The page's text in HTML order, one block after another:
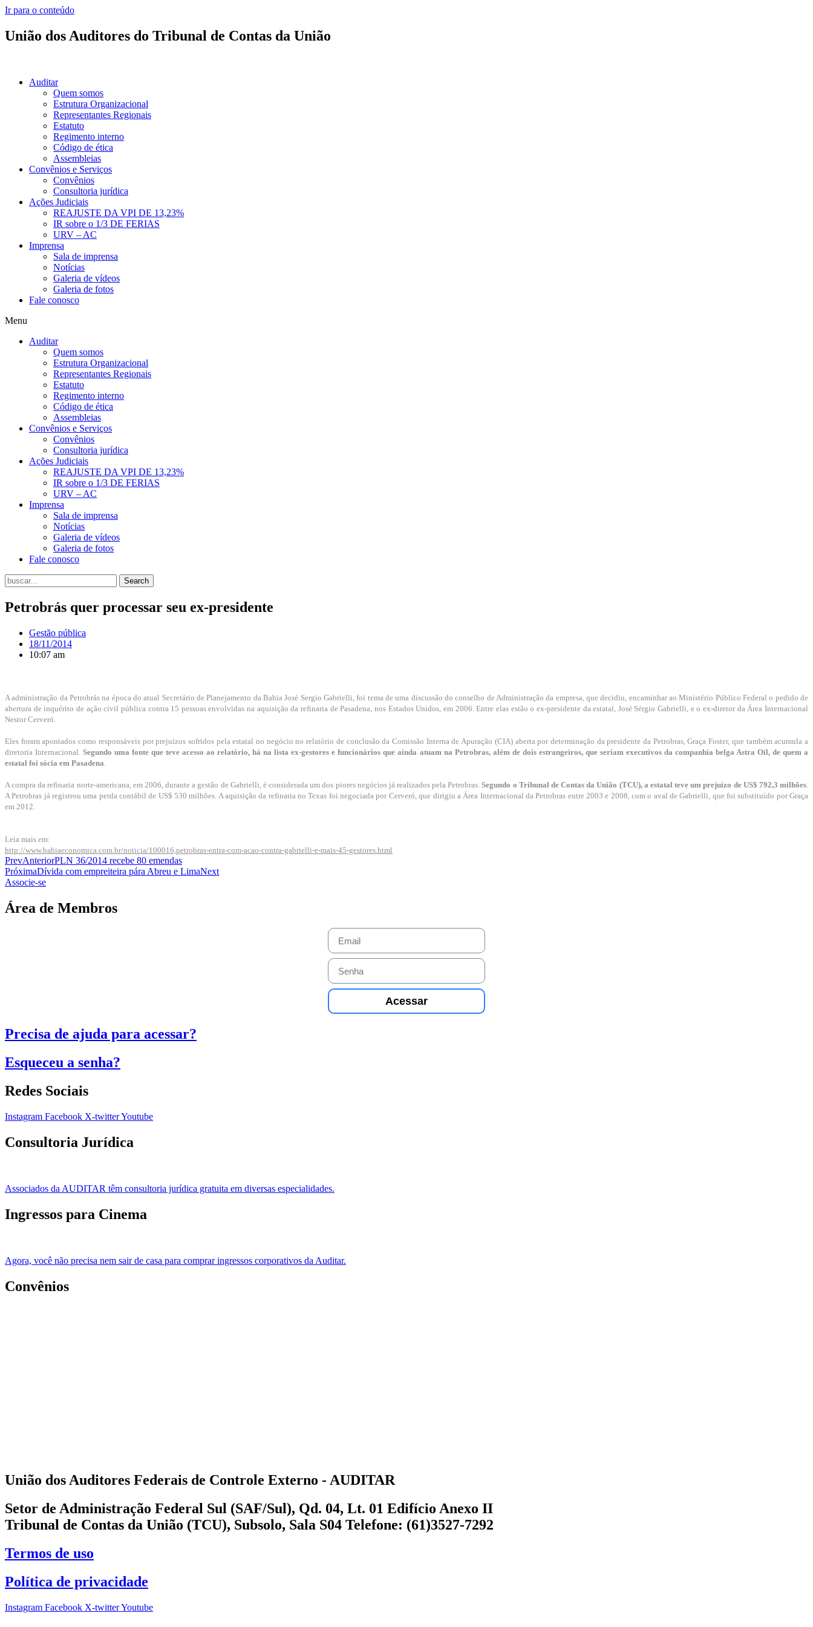
Ir para o conteúdo
União dos Auditores do Tribunal de Contas da União
Auditar
Quem somos
Estrutura Organizacional
Representantes Regionais
Estatuto
Regimento interno
Código de ética
Assembleias
Convênios e Serviços
Convênios
Consultoria jurídica
Ações Judiciais
REAJUSTE DA VPI DE 13,23%
IR sobre o 1/3 DE FERIAS
URV – AC
Imprensa
Sala de imprensa
Notícias
Galeria de vídeos
Galeria de fotos
Fale conosco
Menu
Auditar
Quem somos
Estrutura Organizacional
Representantes Regionais
Estatuto
Regimento interno
Código de ética
Assembleias
Convênios e Serviços
Convênios
Consultoria jurídica
Ações Judiciais
REAJUSTE DA VPI DE 13,23%
IR sobre o 1/3 DE FERIAS
URV – AC
Imprensa
Sala de imprensa
Notícias
Galeria de vídeos
Galeria de fotos
Fale conosco
Search
Petrobrás quer processar seu ex-presidente
Gestão pública
18/11/2014
10:07 am
A administração da Petrobrás na época do atual Secretário de Planejamento da Bahia José Sergio Gabrielli, foi tema de uma discussão do conselho de Administração da empresa, que decidiu, encaminhar ao Ministério Público Federal o pedido de
abertura de inquérito de ação civil pública contra 15 pessoas envolvidas na aquisição da refinaria de Pasadena, nos Estados Unidos, em 2006. Entre elas estão o ex-presidente da estatal, José Sérgio Gabrielli, e o ex-diretor da Área Internacional
Nestor Cerveró.
Eles foram apontados como responsáveis por prejuízos sofridos pela estatal no negócio no relatório de conclusão da Comissão Interna de Apuração (CIA) aberta por determinação da presidente da Petrobras, Graça Foster, que também acumula a
diretoria Internacional.Segundo uma fonte que teve acesso ao relatório, há na lista ex-gestores e funcionários que ainda atuam na Petrobras, além de dois estrangeiros, que seriam executivos da companhia belga Astra Oil, de quem a
estatal foi sócia em Pasadena
A compra da refinaria norte-americana, em 2006, durante a gestão de Gabrielli, é considerada um dos piores negócios já realizados pela Petrobras.Segundo o Tribunal de Contas da União (TCU), a estatal teve um prejuízo de US$ 792,3 milhões
A Petrobras já registrou uma perda contábil de US$ 530 milhões. A aquisição da refinaria no Texas foi negociada por Cerveró, que dirigiu a Área Internacional da Petrobras entre 2003 e 2008, com o aval de Gabrielli, que foi substituído por Graça
em 2012.
Leia mais em:
http://www.bahiaeconomica.com.br/noticia/100016,petrobras-entra-com-acao-contra-gabrielli-e-mais-45-gestores.html
PrevAnteriorPLN 36/2014 recebe 80 emendas
PróximaDívida com empreiteira pára Abreu e LimaNext
Associe-se
Área de Membros
Acessar
Precisa de ajuda para acessar?
Esqueceu a senha?
Redes Sociais
Instagram Facebook X-twitterYoutube
Consultoria Jurídica
Associados da AUDITAR têm consultoria jurídica gratuita em diversas especialidades.
Ingressos para Cinema
Agora, você não precisa nem sair de casa para comprar ingressos corporativos da Auditar.
Convênios
União dos Auditores Federais de Controle Externo - AUDITAR
Setor de Administração Federal Sul (SAF/Sul), Qd. 04, Lt. 01 Edifício Anexo II
Tribunal de Contas da União (TCU), Subsolo, Sala S04 Telefone: (61)3527-7292
Termos de uso
Política de privacidade
Instagram Facebook X-twitterYoutube